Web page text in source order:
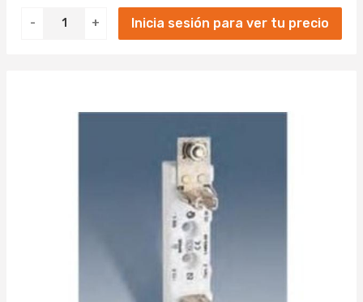
- + Inicia sesión para ver tu precio